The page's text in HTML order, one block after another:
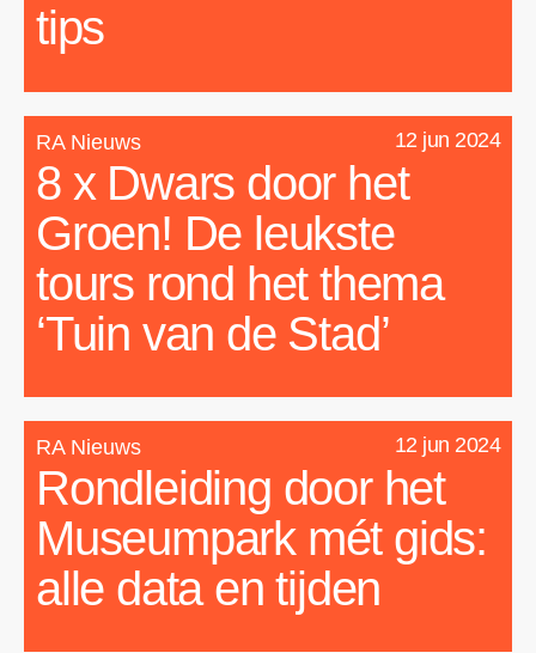
tips
RA Nieuws 12 jun 2024
8 x Dwars door het
Groen! De leukste
tours rond het thema
‘Tuin van de Stad’
RA Nieuws 12 jun 2024
Rondleiding door het
Museumpark mét gids:
alle data en tijden